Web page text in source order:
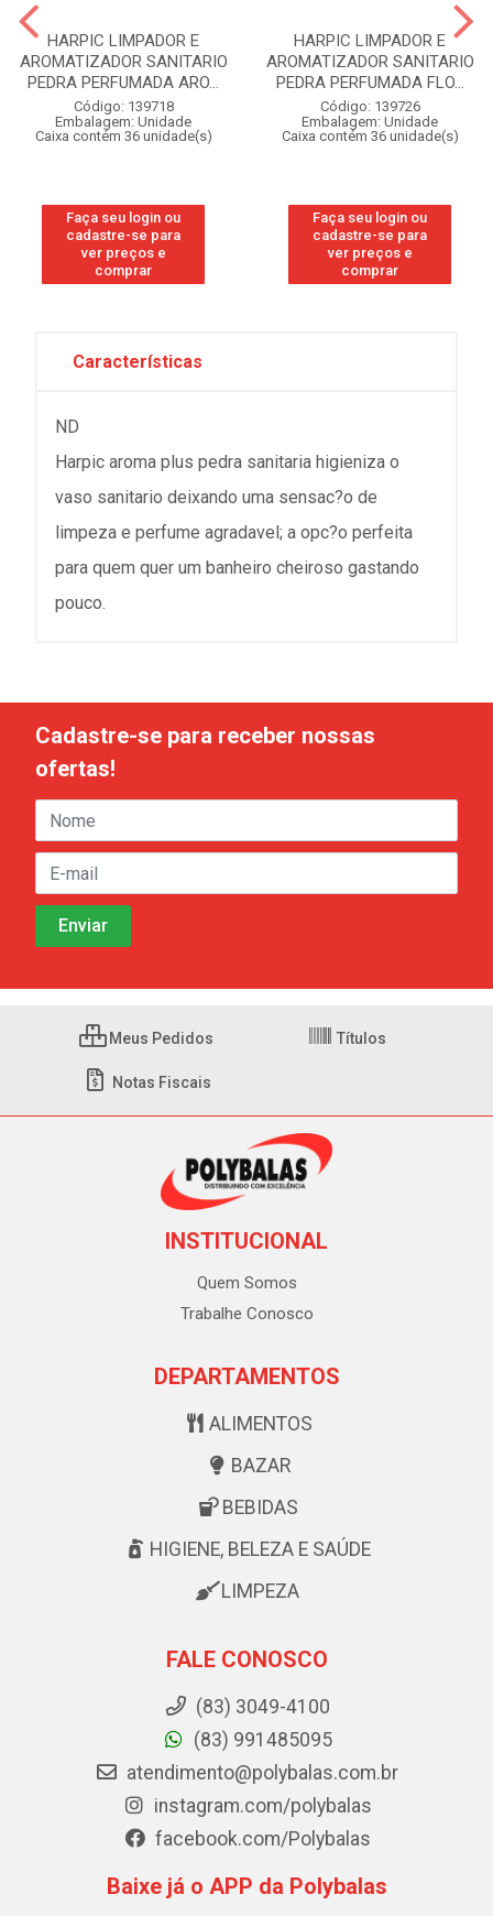
HARPIC LIMPADOR E
AROMATIZADOR SANITARIO
PEDRA PERFUMADA ARO...
Código: 139718
Embalagem: Unidade
Caixa contém 36 unidade(s)
Faça seu login ou
cadastre-se para
ver preços e
comprar
HARPIC LIMPADOR E
AROMATIZADOR SANITARIO
PEDRA PERFUMADA FLO...
Código: 139726
Embalagem: Unidade
Caixa contém 36 unidade(s)
Faça seu login ou
cadastre-se para
ver preços e
comprar
Características
ND
Harpic aroma plus pedra sanitaria higieniza o
vaso sanitario deixando uma sensac?o de
limpeza e perfume agradavel; a opc?o perfeita
para quem quer um banheiro cheiroso gastando
pouco.
Cadastre-se para receber nossas
ofertas!
Meus Pedidos Títulos
Notas Fiscais
INSTITUCIONAL
Quem Somos
Trabalhe Conosco
DEPARTAMENTOS
ALIMENTOS
BAZAR
BEBIDAS
HIGIENE, BELEZA E SAÚDE
LIMPEZA
FALE CONOSCO
(83) 3049-4100
(83) 991485095
atendimento@polybalas.com.br
instagram.com/polybalas
facebook.com/Polybalas
Baixe já o APP da Polybalas